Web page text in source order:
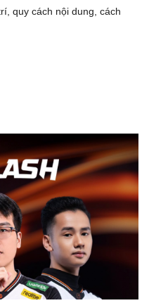
quy cách nội dung, cách